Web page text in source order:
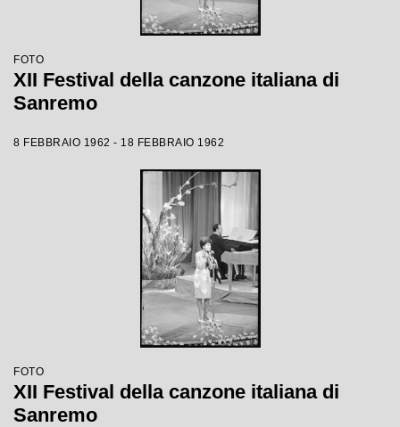
FOTO
XII Festival della canzone italiana di
Sanremo
8 FEBBRAIO 1962 - 18 FEBBRAIO 1962
FOTO
XII Festival della canzone italiana di
Sanremo